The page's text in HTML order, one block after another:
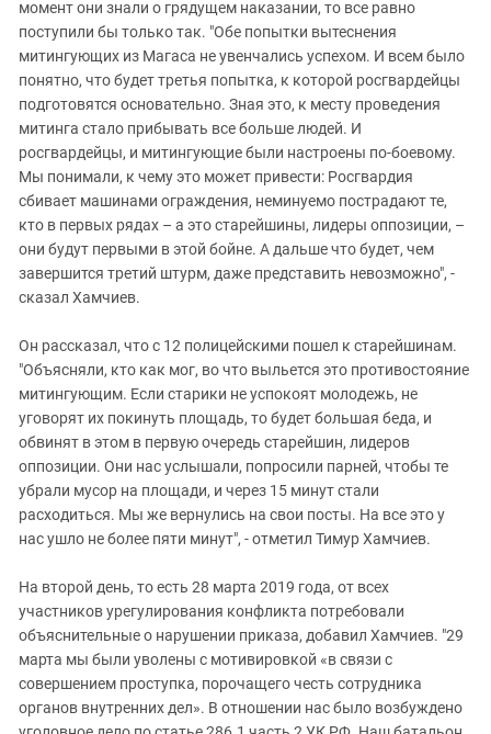
момент они знали о грядущем наказании, то все равно
поступили бы только так. "Обе попытки вытеснения
митингующих из Магаса не увенчались успехом. И всем было
понятно, что будет третья попытка, к которой росгвардейцы
подготовятся основательно. Зная это, к месту проведения
митинга стало прибывать все больше людей. И
росгвардейцы, и митингующие были настроены по-боевому.
Мы понимали, к чему это может привести: Росгвардия
сбивает машинами ограждения, неминуемо пострадают те,
кто в первых рядах – а это старейшины, лидеры оппозиции, –
они будут первыми в этой бойне. А дальше что будет, чем
завершится третий штурм, даже представить невозможно", -
сказал Хамчиев.
Он рассказал, что с 12 полицейскими пошел к старейшинам.
"Объясняли, кто как мог, во что выльется это противостояние
митингующим. Если старики не успокоят молодежь, не
уговорят их покинуть площадь, то будет большая беда, и
обвинят в этом в первую очередь старейшин, лидеров
оппозиции. Они нас услышали, попросили парней, чтобы те
убрали мусор на площади, и через 15 минут стали
расходиться. Мы же вернулись на свои посты. На все это у
нас ушло не более пяти минут", - отметил Тимур Хамчиев.
На второй день, то есть 28 марта 2019 года, от всех
участников урегулирования конфликта потребовали
объяснительные о нарушении приказа, добавил Хамчиев. "29
марта мы были уволены с мотивировкой «в связи с
совершением проступка, порочащего честь сотрудника
органов внутренних дел». В отношении нас было возбуждено